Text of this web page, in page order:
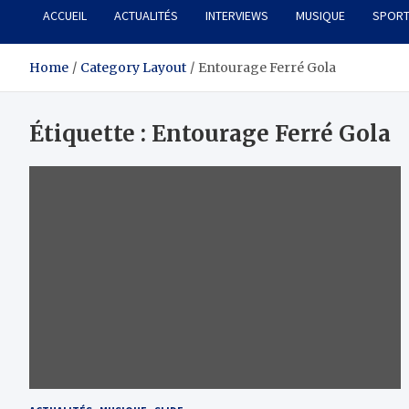
ACCUEIL ACTUALITÉS INTERVIEWS MUSIQUE SPORT
Home Category Layout Entourage Ferré Gola
Étiquette : Entourage Ferré Gola